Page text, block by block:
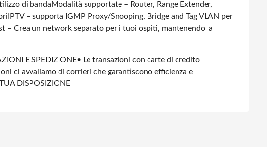
di bandaModalità supportate – Router, Range Extender,
IPTV – supporta IGMP Proxy/Snooping, Bridge and Tag VLAN per
– Crea un network separato per i tuoi ospiti, mantenendo la
E SPEDIZIONE• Le transazioni con carte di credito
ci avvaliamo di corrieri che garantiscono efficienza e
DISPOSIZIONE